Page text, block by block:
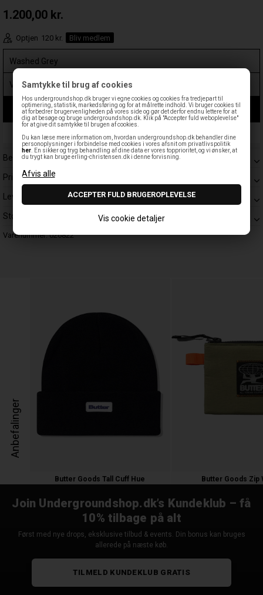
Samtykke til brug af cookies
Hos undergroundshop.dk bruger vi egne cookies og cookies fra tredjepart til
optimering, statistik, markedsføring og for at målrette indhold. Vi bruger cookies til
at forbedrer brugervenligheden på vores side og gør det derfor endnu lettere for at
dig at besøge og bruge undergroundshop.dk. Klik på "Accepter fuld weboplevelse"
for at give dit samtykke til brugen af cookies.
Du kan læse mere information om, hvordan undergroundshop.dk behandler dine
personoplysninger i forbindelse med cookies i vores afsnit om privatlivspolitik
her . En sikker og tryg behandling af dine data er vores topprioritet, og vi ønsker, at
du trygt kan bruge erling-christensen.dk i denne forvisning.
Vis cookie detaljer
1.200,00 kr.
Optjen 120 kr. Bliv medlem
LÆG I KURV
Leveringstid: 1-3 hverdage
Beskrivelse
Prisgaranti
Levering
Størrelsesguide
Varenummer:026822
Anbefalinger
Butter Goods Tall Cuff Hue Butter Goods Zip
Join Undergroundshop.dk’s Kundeklub – få
10% tilbage på alt
Først med nye drops, eksklusive tilbud & events. Din bonus kan bruges
allerede på næste køb.
TILMELD KUNDEKLUB GRATIS